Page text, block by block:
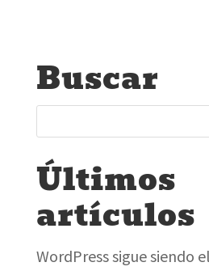
Buscar
Últimos
artículos
WordPress sigue siendo